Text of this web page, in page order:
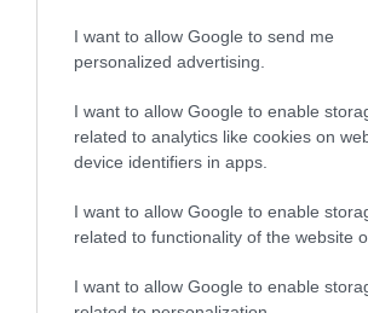
I want to allow Google to send me
personalized advertising.
I want to allow Google to enable
related to analytics like cookies on
device identifiers in apps.
I want to allow Google to enable
related to functionality of the website
I want to allow Google to enable
Olvasd el ezt is!
Elegük van a
város lakói
Azt is felvetették, hogy ha a
folytatódik, a falu akár teljesen